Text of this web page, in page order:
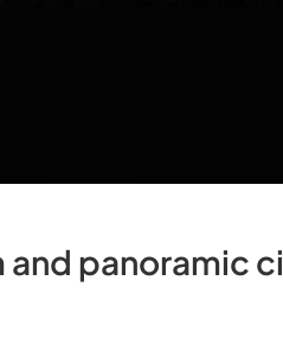
and panoramic